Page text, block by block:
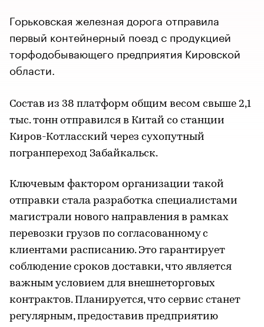
Горьковская железная дорога отправила
первый контейнерный поезд с продукцией
торфодобывающего предприятия Кировской
области.
Состав из 38 платформ общим весом свыше 2,1
тыс. тонн отправился в Китай со станции
Киров-Котласский через сухопутный
погранпереход Забайкальск.
Ключевым фактором организации такой
отправки стала разработка специалистами
магистрали нового направления в рамках
перевозки грузов по согласованному с
клиентами расписанию. Это гарантирует
соблюдение сроков доставки, что является
важным условием для внешнеторговых
контрактов. Планируется, что сервис станет
регулярным, предоставив предприятию